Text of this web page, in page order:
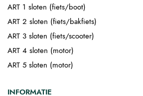
ART 1 sloten (fiets/boot)
ART 2 sloten (fiets/bakfiets)
ART 3 sloten (fiets/scooter)
ART 4 sloten (motor)
ART 5 sloten (motor)
INFORMATIE